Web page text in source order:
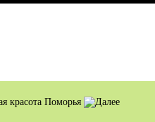
красота Поморья